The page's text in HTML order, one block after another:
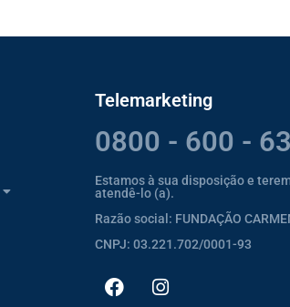
Telemarketing
0800 - 600 -
Estamos à sua disposição e
atendê-lo (a).
Razão social: FUNDAÇÃO
CNPJ: 03.221.702/0001-93